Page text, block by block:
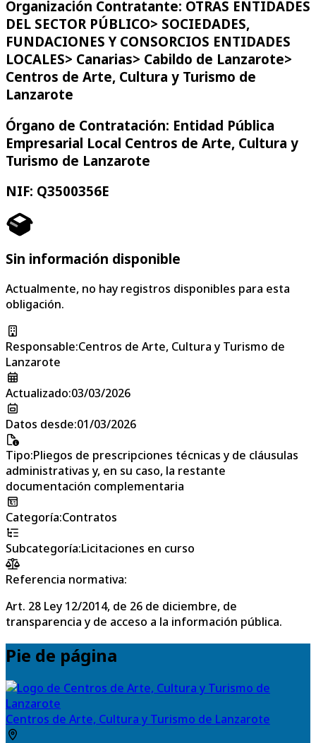
Organización Contratante: OTRAS ENTIDADES
DEL SECTOR PÚBLICO> SOCIEDADES,
FUNDACIONES Y CONSORCIOS ENTIDADES
LOCALES> Canarias> Cabildo de Lanzarote>
Centros de Arte, Cultura y Turismo de
Lanzarote
Órgano de Contratación: Entidad Pública
Empresarial Local Centros de Arte, Cultura y
Turismo de Lanzarote
NIF: Q3500356E
Sin información disponible
Actualmente, no hay registros disponibles para esta
obligación.
Responsable:Centros de Arte, Cultura y Turismo de
Lanzarote
Actualizado:03/03/2026
Datos desde:01/03/2026
Tipo:Pliegos de prescripciones técnicas y de cláusulas
administrativas y, en su caso, la restante
documentación complementaria
Categoría:Contratos
Subcategoría:Licitaciones en curso
Referencia normativa:
Art. 28 Ley 12/2014, de 26 de diciembre, de
transparencia y de acceso a la información pública.
Pie de página
Centros de Arte, Cultura y Turismo de Lanzarote